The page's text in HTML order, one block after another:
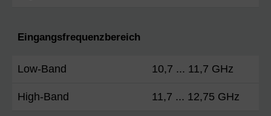
Eingangsfrequenzbereich
Low-Band 10,7 ... 11,7 GHz
High-Band 11,7 ... 12,75 GHz